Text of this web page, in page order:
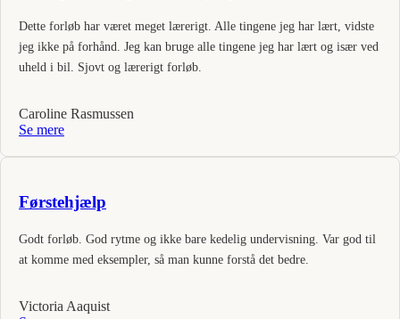
Dette forløb har været meget lærerigt. Alle tingene jeg har lært, vidste
jeg ikke på forhånd. Jeg kan bruge alle tingene jeg har lært og især ved
uheld i bil. Sjovt og lærerigt forløb.
Caroline Rasmussen
Se mere
Førstehjælp
Godt forløb. God rytme og ikke bare kedelig undervisning. Var god til
at komme med eksempler, så man kunne forstå det bedre.
Victoria Aaquist